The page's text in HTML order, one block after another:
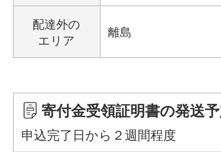
配達外の
エリア
離島
寄付金受領証明書の発送
申込完了日から２週間程度